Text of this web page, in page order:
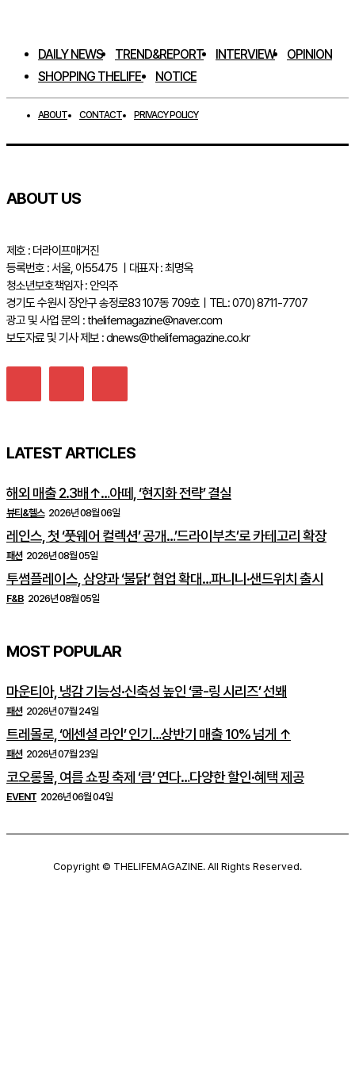
DAILY NEWS TREND&REPORT INTERVIEW
OPINION
SHOPPING THELIFE
NOTICE
ABOUT CONTACT PRIVACY POLICY
ABOUT US
제호 : 더라이프매거진
등록번호 : 서울, 아55475 ㅣ대표자 : 최명옥
청소년보호책임자 : 안익주
경기도 수원시 장안구 송정로83 107동 709호ㅣTEL: 070) 8711-7707
광고 및 사업 문의 : thelifemagazine@naver.com
보도자료 및 기사 제보 : dnews@thelifemagazine.co.kr
LATEST ARTICLES
해외 매출 2.3배↑…아떼, ‘현지화 전략’ 결실
뷰티&헬스 2026년 08월 06일
레인스, 첫 ‘풋웨어 컬렉션’ 공개…’드라이부츠’로 카테고리 확장
패션 2026년 08월 05일
투썸플레이스, 삼양과 ‘불닭’ 협업 확대…파니니·샌드위치 출시
F&B 2026년 08월 05일
MOST POPULAR
마운티아, 냉감 기능성·신축성 높인 ‘쿨-링 시리즈’ 선봬
패션 2026년 07월 24일
트레몰로, ‘에센셜 라인’ 인기…상반기 매출 10% 넘게 ↑
패션 2026년 07월 23일
코오롱몰, 여름 쇼핑 축제 ‘큼’ 연다…다양한 할인·혜택 제공
EVENT 2026년 06월 04일
Copyright © THELIFEMAGAZINE. All Rights Reserved.